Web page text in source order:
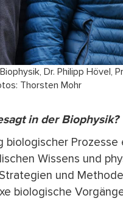
Dr. Philipp Hövel,
Thorsten Mohr
in der Biophysik?
biologischer
Wissens und
und
biologische